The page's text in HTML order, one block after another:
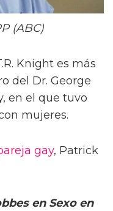
(ABC)
Knight es más
del Dr. George
en el que tuvo
mujeres.
gay, Patrick
en Sexo en